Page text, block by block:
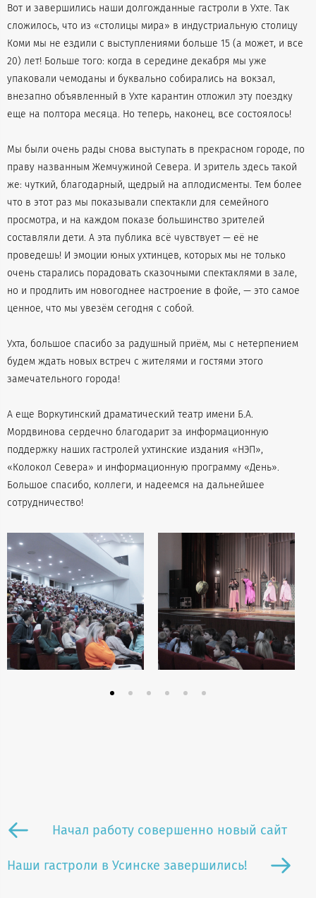
Вот и завершились наши долгожданные гастроли в Ухте. Так
сложилось, что из «столицы мира» в индустриальную столицу
Коми мы не ездили с выступлениями больше 15 (а может, и все
20) лет! Больше того: когда в середине декабря мы уже
упаковали чемоданы и буквально собирались на вокзал,
внезапно объявленный в Ухте карантин отложил эту поездку
еще на полтора месяца. Но теперь, наконец, все состоялось!
Мы были очень рады снова выступать в прекрасном городе, по
праву названным Жемчужиной Севера. И зритель здесь такой
же: чуткий, благодарный, щедрый на аплодисменты. Тем более
что в этот раз мы показывали спектакли для семейного
просмотра, и на каждом показе большинство зрителей
составляли дети. А эта публика всё чувствует — её не
проведешь! И эмоции юных ухтинцев, которых мы не только
очень старались порадовать сказочными спектаклями в зале,
но и продлить им новогоднее настроение в фойе, — это самое
ценное, что мы увезём сегодня с собой.
Ухта, большое спасибо за радушный приём, мы с нетерпением
будем ждать новых встреч с жителями и гостями этого
замечательного города!
А еще Воркутинский драматический театр имени Б.А.
Мордвинова сердечно благодарит за информационную
поддержку наших гастролей ухтинские издания «НЭП»,
«Колокол Севера» и информационную программу «День».
Большое спасибо, коллеги, и надеемся на дальнейшее
сотрудничество!
Начал работу совершенно новый сайт
Наши гастроли в Усинске завершились!